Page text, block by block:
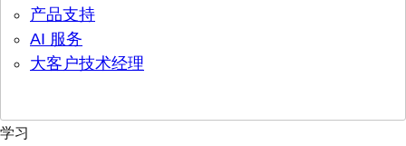
产品支持
AI 服务
大客户技术经理
学习